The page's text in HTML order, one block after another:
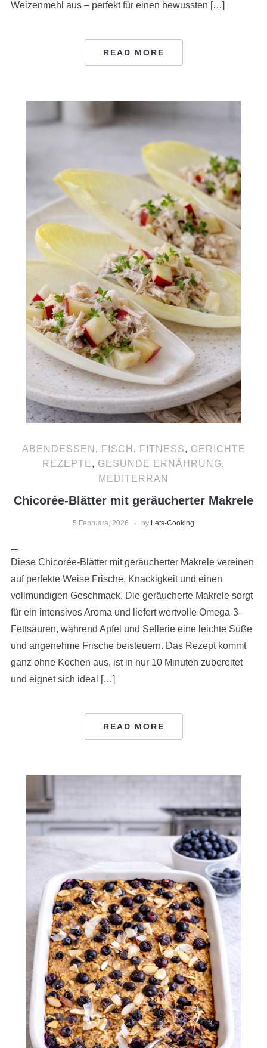
Weizenmehl aus – perfekt für einen bewussten […]
READ MORE
ABENDESSEN , FISCH , FITNESS, GERICHTE
REZEPTE, GESUNDE ERNÄHRUNG,
MEDITERRAN
Chicorée-Blätter mit geräucherter Makrele
5 Februara, 2026 by Lets-Cooking
Diese Chicorée-Blätter mit geräucherter Makrele vereinen
auf perfekte Weise Frische, Knackigkeit und einen
vollmundigen Geschmack. Die geräucherte Makrele sorgt
für ein intensives Aroma und liefert wertvolle Omega-3-
Fettsäuren, während Apfel und Sellerie eine leichte Süße
und angenehme Frische beisteuern. Das Rezept kommt
ganz ohne Kochen aus, ist in nur 10 Minuten zubereitet
und eignet sich ideal […]
READ MORE